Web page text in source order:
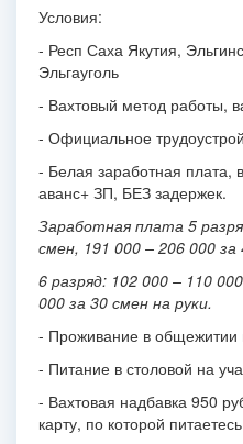
Условия:
- Респ Саха Якутия,
Эльгауголь
- Вахтовый метод работы,
- Официальное
- Белая заработная плата,
аванс+ ЗП, БЕЗ задержек.
Заработная плата 5
смен, 191 000 – 206 000 за
6 разряд: 102 000 – 110
000 за 30 смен на руки.
- Проживание в общежитии
- Питание в столовой на
- Вахтовая надбавка 950
карту, по которой